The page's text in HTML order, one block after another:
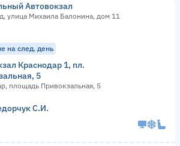
Автовокзал
улица Михаила Балонина, дом 11
на след. день
Краснодар 1, пл.
5
площадь Привокзальная, 5
С.И.